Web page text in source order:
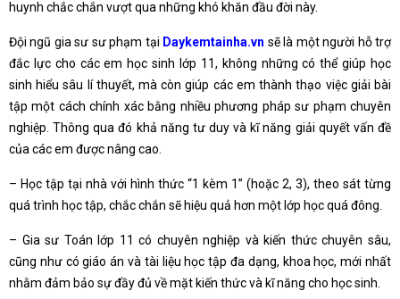
huynh chắc chắn vượt qua những khó khăn đầu đời này.
Đội ngũ gia sư sư phạm tại Daykemtainha.vn sẽ là một người hỗ trợ
đắc lực cho các em học sinh lớp 11, không những có thể giúp học
sinh hiểu sâu lí thuyết, mà còn giúp các em thành thạo việc giải bài
tập một cách chính xác bằng nhiều phương pháp sư phạm chuyên
nghiệp. Thông qua đó khả năng tư duy và kĩ năng giải quyết vấn đề
của các em được nâng cao.
– Học tập tại nhà với hình thức “1 kèm 1” (hoặc 2, 3), theo sát từng
quá trình học tập, chắc chắn sẽ hiệu quả hơn một lớp học quá đông.
– Gia sư Toán lớp 11 có chuyên nghiệp và kiến thức chuyên sâu,
cũng như có giáo án và tài liệu học tập đa dạng, khoa học, mới nhất
nhằm đảm bảo sự đầy đủ về mặt kiến thức và kĩ năng cho học sinh.